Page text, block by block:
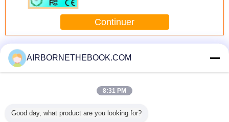
Continuer
Plus
LED
aluminium de la
parenthèse
AIRBORNETHEBOOK.COM
8:31 PM
Good day, what product are you looking for?